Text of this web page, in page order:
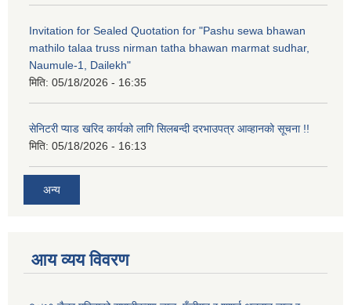
Invitation for Sealed Quotation for "Pashu sewa bhawan
mathilo talaa truss nirman tatha bhawan marmat sudhar,
Naumule-1, Dailekh"
मिति: 05/18/2026 - 16:35
सेनिटरी प्याड खरिद कार्यको लागि सिलबन्दी दरभाउपत्र आव्हानको सूचना !!
मिति: 05/18/2026 - 16:13
अन्य
आय व्यय विवरण